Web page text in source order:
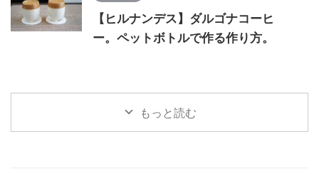
【ヒルナンデス】ダルゴナコーヒ
ー。ペットボトルで作る作り方。
もっと読む